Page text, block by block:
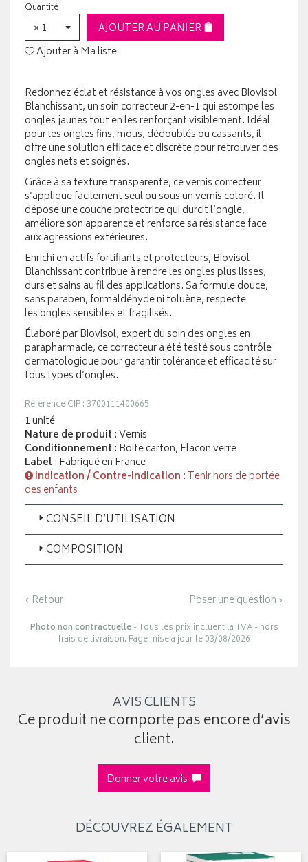
Quantité
× 1
AJOUTER AU PANIER
Ajouter à Ma liste
Redonnez éclat et résistance à vos ongles avec Biovisol
Blanchissant, un soin correcteur 2-en-1 qui estompe les
ongles jaunes tout en les renforçant visiblement. Idéal
pour les ongles fins, mous, dédoublés ou cassants, il
offre une solution efficace et discrète pour retrouver des
ongles nets et soignés.
Grâce à sa texture transparente, ce vernis correcteur
s’applique facilement seul ou sous un vernis coloré. Il
dépose une couche protectrice qui durcit l’ongle,
améliore son apparence et renforce sa résistance face
aux agressions extérieures.
Enrichi en actifs fortifiants et protecteurs, Biovisol
Blanchissant contribue à rendre les ongles plus lisses,
durs et sains au fil des applications. Sa formule douce,
sans paraben, formaldéhyde ni toluène, respecte
les ongles sensibles et fragilisés.
Élaboré par Biovisol, expert du soin des ongles en
parapharmacie, ce correcteur a été testé sous contrôle
dermatologique pour garantir tolérance et efficacité sur
tous types d’ongles.
Référence CIP : 3700111400665
1 unité
Nature de produit : Vernis
Conditionnement : Boite carton, Flacon verre
Label: Fabriqué en France
Indication / Contre-indication : Tenir hors de portée
des enfants
CONSEIL D’UTILISATION
COMPOSITION
‹ Retour Poser une question ›
Photo non contractuelle- Tous les prix incluent la TVA - hors
frais de livraison. Page mise à jour le 03/08/2026
AVIS CLIENTS
Ce produit ne comporte pas encore d’avis
client.
Donner votre avis
DÉCOUVREZ ÉGALEMENT